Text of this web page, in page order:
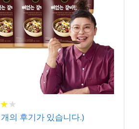
★★
★★
개의 후기가 있습니다.)